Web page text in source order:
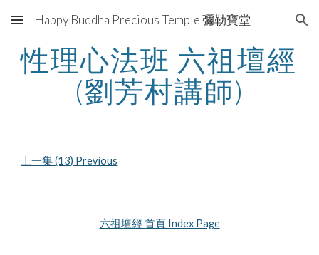
Skip to main content Skip to navigation
Happy Buddha Precious Temple 彌勒寶堂
性理心法班 六祖壇經
(劉芳村講師)
上一集 (13) Previous
六祖壇經 首頁 Index Page